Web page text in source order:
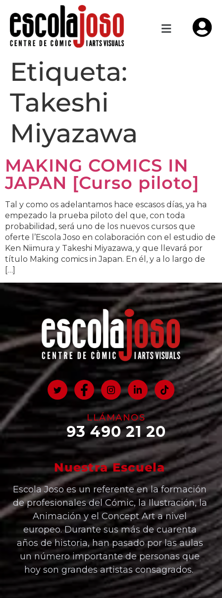
Etiqueta:
Takeshi
Miyazawa
MAKING COMICS IN
JAPAN [Curso piloto]
Tal y como os adelantamos hace escasos días, ya ha
empezado la prueba piloto del que, con toda
probabilidad, será uno de los nuevos cursos que
oferte l’Escola Joso en colaboración con el estudio de
Ken Niimura y Takeshi Miyazawa, y que llevará por
título Making comics in Japan. En él, y a lo largo de
[…]
LLÁMANOS
93 490 21 20
Nuestra Escuela
Escola Joso es un referente en la formación
de profesionales del Cómic, la Ilustración, la
Animación y el Concept Art a nivel
europeo. Durante sus más de cuarenta
años de historia, han pasado por las aulas
un número importante de personas que
hoy son grandes artistas consagrados.